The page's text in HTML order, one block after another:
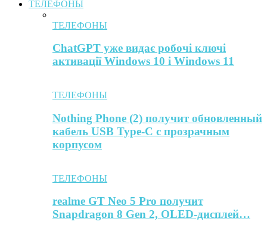
ТЕЛЕФОНЫ
ТЕЛЕФОНЫ
ChatGPT уже видає робочі ключі
активації Windows 10 і Windows 11
ТЕЛЕФОНЫ
Nothing Phone (2) получит обновленный
кабель USB Type-C с прозрачным
корпусом
ТЕЛЕФОНЫ
realme GT Neo 5 Pro получит
Snapdragon 8 Gen 2, OLED-дисплей…